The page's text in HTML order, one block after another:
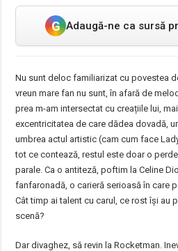
G Adaugă-ne ca sursă
Nu sunt deloc familiarizat cu povestea
vreun mare fan nu sunt, în afară de
prea m-am intersectat cu creațiile lui,
excentricitatea de care dădea dovadă,
umbrea actul artistic (cam cum face
tot ce contează, restul este doar o
parale. Ca o antiteză, poftim la Celine
fanfaronadă, o carieră serioasă în care
Cât timp ai talent cu carul, ce rost își au
scenă?
Dar divaghez, să revin la Rocketman.